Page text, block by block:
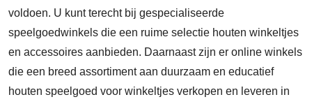
voldoen. U kunt terecht bij gespecialiseerde
speelgoedwinkels die een ruime selectie houten winkeltjes
en accessoires aanbieden. Daarnaast zijn er online winkels
die een breed assortiment aan duurzaam en educatief
houten speelgoed voor winkeltjes verkopen en leveren in